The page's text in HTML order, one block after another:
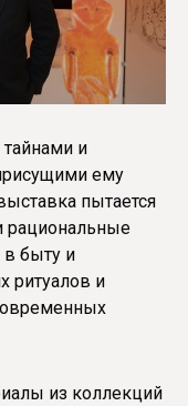
и
ему
пытается
рациональные
в быту и
ритуалов и
из коллекций